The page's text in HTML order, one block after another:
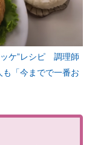
ッケ”レシピ 調理師
も「今までで一番お